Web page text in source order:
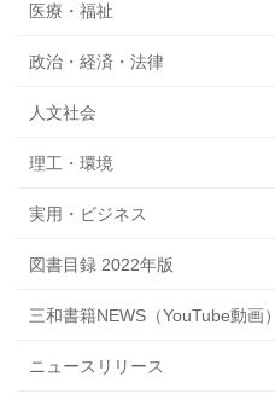
医療・福祉
政治・経済・法律
人文社会
理工・環境
実用・ビジネス
図書目録 2022年版
三和書籍NEWS（YouTube動画）
ニュースリリース